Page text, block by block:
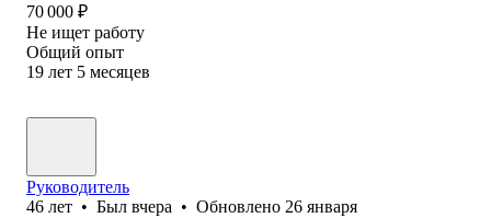
70 000 ₽
Не ищет работу
Общий опыт
19 лет 5 месяцев
Руководитель
46 лет • Был вчера • Обновлено 26 января